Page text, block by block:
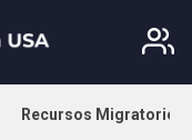
Recursos Migratorios